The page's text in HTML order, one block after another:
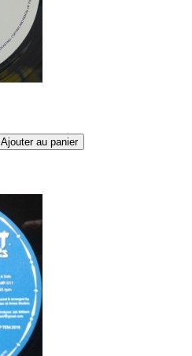
Ajouter au panier